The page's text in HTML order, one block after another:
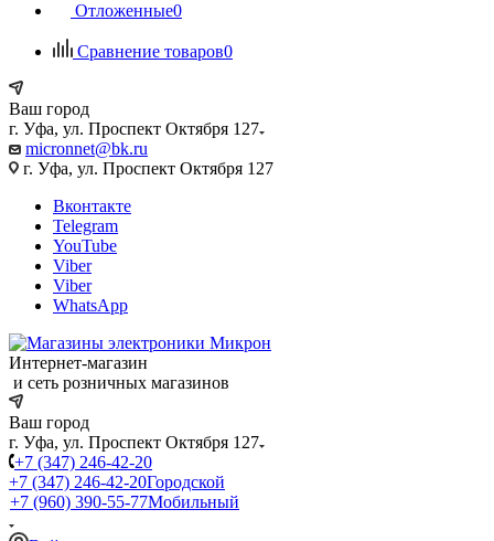
Отложенные0
Сравнение товаров0
Ваш город
г. Уфа, ул. Проспект Октября 127
micronnet@bk.ru
г. Уфа, ул. Проспект Октября 127
Вконтакте
Telegram
YouTube
Viber
Viber
WhatsApp
Интернет-магазин
и сеть розничных магазинов
Ваш город
г. Уфа, ул. Проспект Октября 127
+7 (347) 246-42-20
+7 (347) 246-42-20Городской
+7 (960) 390-55-77Мобильный